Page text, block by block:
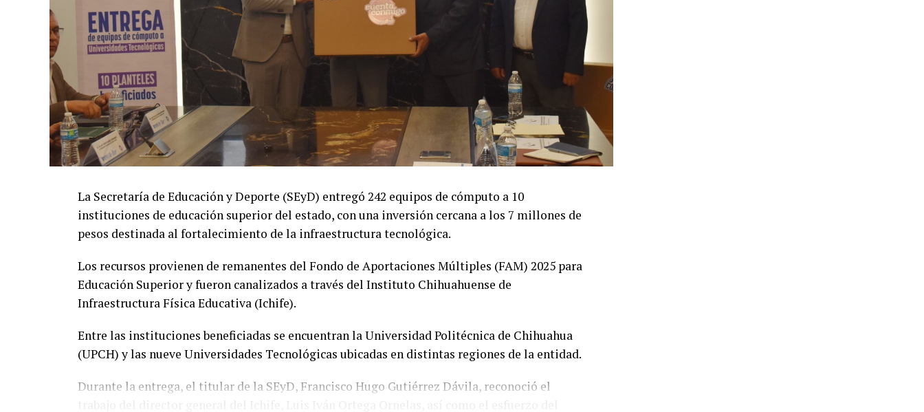
La Secretaría de Educación y Deporte (SEyD) entregó 242 equipos de cómputo a 10
instituciones de educación superior del estado, con una inversión cercana a los 7 millones de
pesos destinada al fortalecimiento de la infraestructura tecnológica.
Los recursos provienen de remanentes del Fondo de Aportaciones Múltiples (FAM) 2025 para
Educación Superior y fueron canalizados a través del Instituto Chihuahuense de
Infraestructura Física Educativa (Ichife).
Entre las instituciones beneficiadas se encuentran la Universidad Politécnica de Chihuahua
(UPCH) y las nueve Universidades Tecnológicas ubicadas en distintas regiones de la entidad.
Durante la entrega, el titular de la SEyD, Francisco Hugo Gutiérrez Dávila, reconoció el